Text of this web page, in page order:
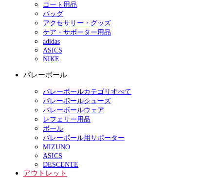
コート用品
バッグ
アクセサリー・グッズ
ケア・サポーター用品
adidas
ASICS
NIKE
バレーボール
バレーボールカテゴリすべて
バレーボールシューズ
バレーボールウェア
レフェリー用品
ボール
バレーボール用サポーター
MIZUNO
ASICS
DESCENTE
アウトレット